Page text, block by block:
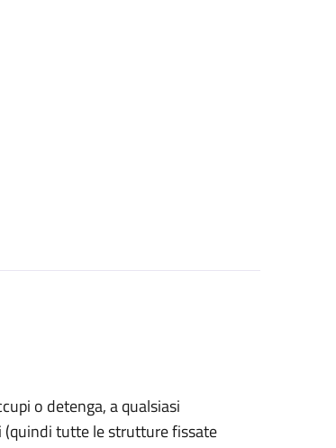
o detenga, a qualsiasi
tutte le strutture fissate